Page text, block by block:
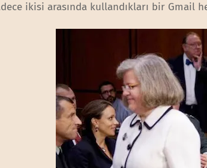
ikisi arasında kullandıkları bir Gmail